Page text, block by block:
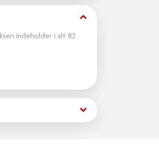
keyboard_arrow_down
indeholder i alt 82
keyboard_arrow_down